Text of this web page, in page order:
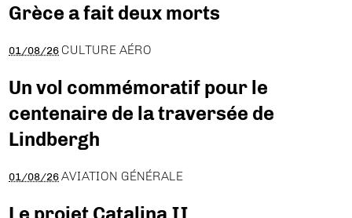
Grèce a fait deux morts
01/08/26 CULTURE AÉRO
Un vol commémoratif pour le
centenaire de la traversée de
Lindbergh
01/08/26 AVIATION GÉNÉRALE